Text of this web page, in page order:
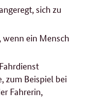
sich zu
ein Mensch
zum Beispiel bei
Fahrerin,